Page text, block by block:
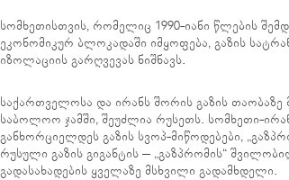
სომხეთისთვის, რომელიც 1990-იანი წლების
ეკონომიკურ ბლოკადაში იმყოფება, გაზის
იზოლაციის გარღვევას ნიშნავს.
საქართველოსა და ირანს შორის გაზის თაობაზე
საბოლოო ჯამში, შეუძლია რუსეთს. სომხეთი-
განხორციელდეს გაზის სვოპ-მიწოდებები,
რუსული გაზის გიგანტის – „გაზპრომის“
გადასახადების ყველაზე მსხვილი გადამხდელი.